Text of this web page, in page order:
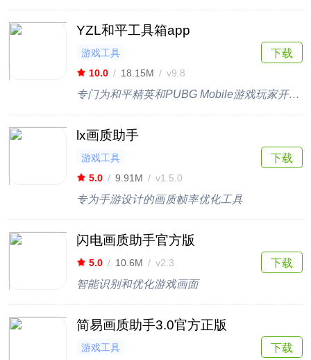
YZL和平工具箱app
游戏工具
10.0 / 18.15M / v9.8
专门为和平精英和PUBG Mobile游戏玩家开发的画质助手
下载
lx画质助手
游戏工具
5.0 / 9.91M / v1.5.0
专为手游设计的画质帧率优化工具
下载
闪电画质助手官方版
5.0 / 10.6M / v2.3
智能识别和优化游戏画面
下载
简易画质助手3.0官方正版
游戏工具
下载